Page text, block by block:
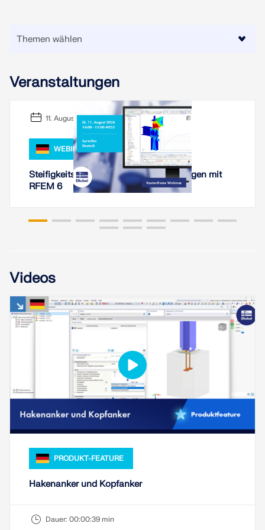
Der Dlubal-Onlinedienst bietet Zonenkarten zur
LASTZONEN PRÜFEN
Überholte Produkte
Veranstaltungen
11. August 2026
WEBINAR
Steifigkeitsanalyse von Stahlverbindungen mit
RFEM 6
Videos
PRODUKT-FEATURE
Hakenanker und Kopfanker
Dauer: 00:00:39 min